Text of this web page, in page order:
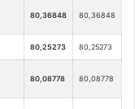
80,36848 80,36848
80,25273 80,25273
80,08778 80,08778